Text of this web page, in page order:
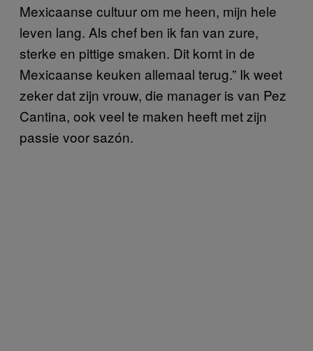
Mexicaanse cultuur om me heen, mijn hele
leven lang. Als chef ben ik fan van zure,
sterke en pittige smaken. Dit komt in de
Mexicaanse keuken allemaal terug.” Ik weet
zeker dat zijn vrouw, die manager is van Pez
Cantina, ook veel te maken heeft met zijn
passie voor sazón.